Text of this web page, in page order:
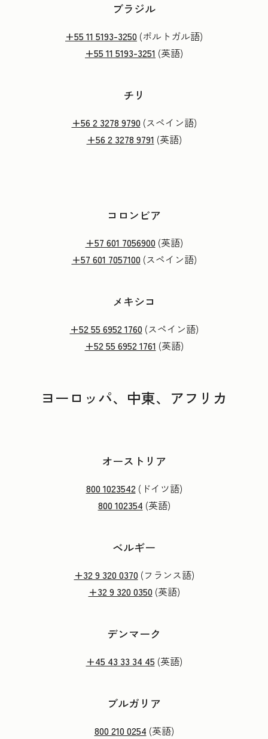
ブラジル
+55 11 5193-3250 (ポルトガル語)
+55 11 5193-3251 (英語)
チリ
+56 2 3278 9790(スペイン語)
+56 2 3278 9791 (英語)
コロンビア
+57 601 7056900(英語)
+57 601 7057100(スペイン語)
メキシコ
+52 55 6952 1760(スペイン語)
+52 55 6952 1761 (英語)
ヨーロッパ、中東、アフリカ
オーストリア
800 1023542(ドイツ語)
800 102354 (英語)
ベルギー
+32 9 320 0370(フランス語)
+32 9 320 0350(英語)
デンマーク
+45 43 33 34 45 (英語)
ブルガリア
800 210 0254 (英語)